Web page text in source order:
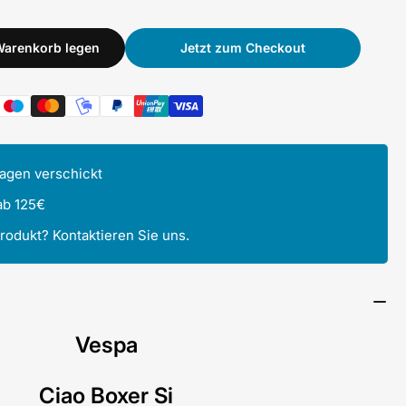
legen Jetzt zum Checkout
verschickt
125€
Kontaktieren Sie uns.
Vespa
Ciao Boxer Si